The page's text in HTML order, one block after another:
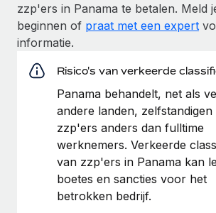
zzp'ers in Panama te betalen. Meld
beginnen of praat met een expert
informatie.
Risico's van verkeerde
Panama behandelt, net als
andere landen,
zzp'ers anders dan fulltime
werknemers. Verkeerde
van zzp'ers in Panama kan
boetes en sancties voor het
betrokken bedrijf.